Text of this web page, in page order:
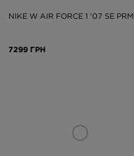
NIKE W AIR FORCE 1 '07 SE PRM
7299 ГРН